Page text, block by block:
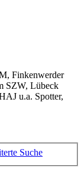
Finkenwerder
SZW, Lübeck
u.a. Spotter,
Suche